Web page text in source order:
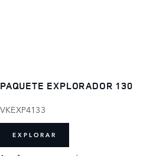
PAQUETE EXPLORADOR 130
VKEXP4133
EXPLORAR